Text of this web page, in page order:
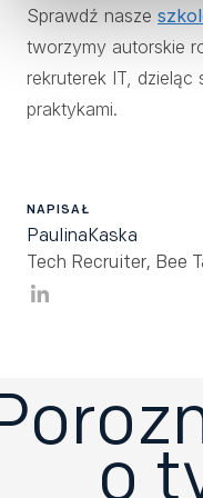
Sprawdź nasze
tworzymy autorskie
rekruterek IT, dzieląc
praktykami.
NAPISAŁ
Paulina Kaska
Tech Recruiter, Bee
o